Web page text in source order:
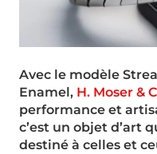
Avec le modèle
Enamel, H. Moser &
performance et
c’est un objet d’art
destiné à celles et